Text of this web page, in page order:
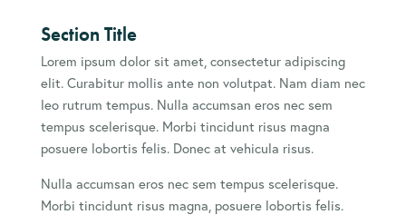
Section Title
Lorem ipsum dolor sit amet, consectetur adipiscing
elit. Curabitur mollis ante non volutpat. Nam diam nec
leo rutrum tempus. Nulla accumsan eros nec sem
tempus scelerisque. Morbi tincidunt risus magna
posuere lobortis felis. Donec at vehicula risus.
Nulla accumsan eros nec sem tempus scelerisque.
Morbi tincidunt risus magna, posuere lobortis felis.